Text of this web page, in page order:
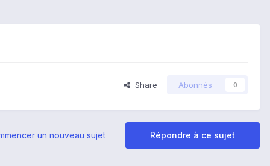
Share Abonnés 0
Répondre à ce sujet
un nouveau sujet